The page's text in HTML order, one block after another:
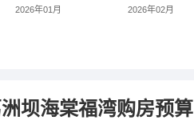
2026年01月 2026年02月
坝海棠福湾购房预算